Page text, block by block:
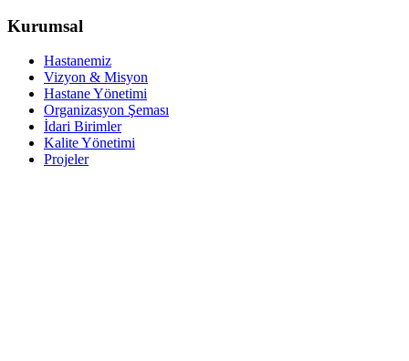
Kurumsal
Hastanemiz
Vizyon & Misyon
Hastane Yönetimi
Organizasyon Şeması
İdari Birimler
Kalite Yönetimi
Projeler